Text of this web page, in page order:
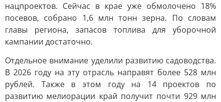
нацпроектов. Сейчас в крае уже обмолочено 18%
посевов, собрано 1,6 млн тонн зерна. По словам
главы региона, запасов топлива для уборочной
кампании достаточно.
Отдельное внимание уделили развитию садоводства.
В 2026 году на эту отрасль направят более 528 млн
рублей. Также в этом году на 14 проектов по
развитию мелиорации край получит почти 929 млн